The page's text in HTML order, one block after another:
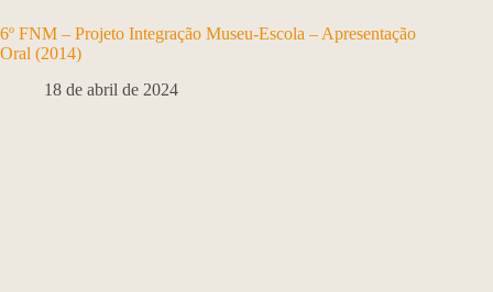
6º FNM – Projeto Integração Museu-Escola – Apresentação
Oral (2014)
18 de abril de 2024